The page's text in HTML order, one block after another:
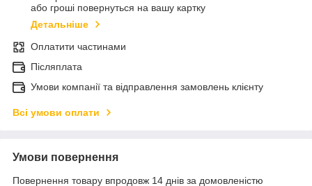
або гроші повернуться на вашу картку
Детальніше
Оплатити частинами
Післяплата
Умови компанії та відправлення замовлень клієнту
Всі умови оплати
Умови повернення
Повернення товару впродовж 14 днів за домовленістю